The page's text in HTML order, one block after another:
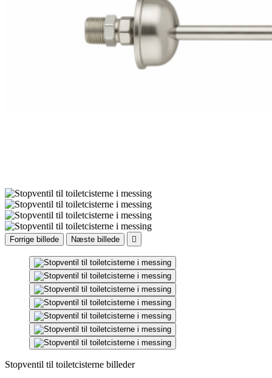
Forrige billede Næste billede 
Stopventil til toiletcisterne billeder